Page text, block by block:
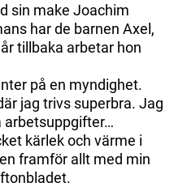
sin make Joachim
har de barnen Axel,
tillbaka arbetar hon
på en myndighet.
jag trivs superbra. Jag
arbetsuppgifter…
kärlek och värme i
framför allt med min